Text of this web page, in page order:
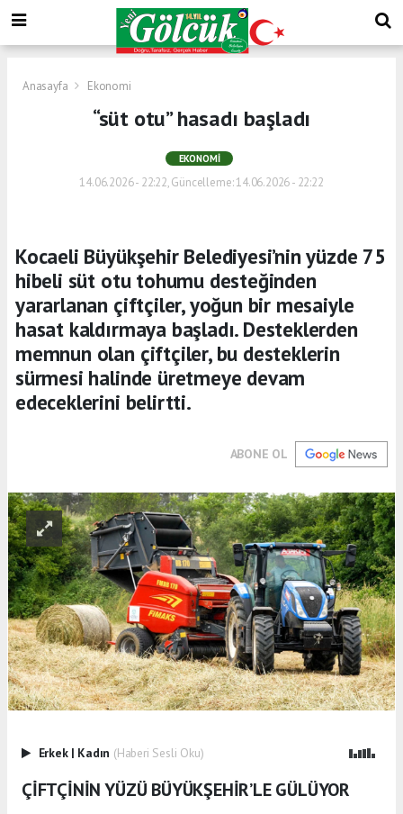
Anasayfa Ekonomi
“süt otu” hasadı başladı
EKONOMI
14.06.2026 - 22:22, Güncelleme: 14.06.2026 - 22:22
Kocaeli Büyükşehir Belediyesi’nin yüzde 75
hibeli süt otu tohumu desteğinden
yararlanan çiftçiler, yoğun bir mesaiyle
hasat kaldırmaya başladı. Desteklerden
memnun olan çiftçiler, bu desteklerin
sürmesi halinde üretmeye devam
edeceklerini belirtti.
ABONE OL
Erkek | Kadın (Haberi Sesli Oku)
ÇİFTÇİNİN YÜZÜ BÜYÜKŞEHİR’LE GÜLÜYOR